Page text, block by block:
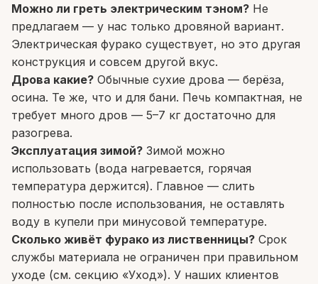
Можно ли греть электрическим тэном? Не
предлагаем — у нас только дровяной вариант.
Электрическая фурако существует, но это другая
конструкция и совсем другой вкус.
Дрова какие? Обычные сухие дрова — берёза,
осина. Те же, что и для бани. Печь компактная, не
требует много дров — 5–7 кг достаточно для
разогрева.
Эксплуатация зимой? Зимой можно
использовать (вода нагревается, горячая
температура держится). Главное — слить
полностью после использования, не оставлять
воду в купели при минусовой температуре.
Сколько живёт фурако из лиственницы? Срок
службы материала не ограничен при правильном
уходе (см. секцию «Уход»). У наших клиентов